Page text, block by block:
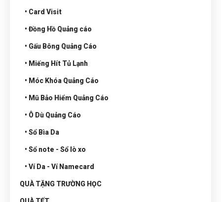
• Card Visit
• Đồng Hồ Quảng cáo
• Gấu Bông Quảng Cáo
• Miếng Hít Tủ Lạnh
• Móc Khóa Quảng Cáo
• Mũ Bảo Hiểm Quảng Cáo
• Ô Dù Quảng Cáo
• Sổ Bìa Da
• Sổ note - Sổ lò xo
• Ví Da - Ví Namecard
QUÀ TẶNG TRƯỜNG HỌC